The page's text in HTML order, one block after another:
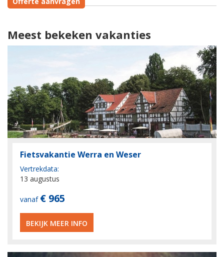
Meest bekeken vakanties
Fietsvakantie Werra en Weser
Vertrekdata:
13 augustus
vanaf € 965
BEKIJK MEER INFO